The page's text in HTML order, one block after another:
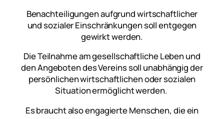
Benachteiligungen aufgrund wirtschaftlicher
und sozialer Einschränkungen soll entgegen
gewirkt werden.
Die Teilnahme am gesellschaftliche Leben und
den Angeboten des Vereins soll unabhängig der
persönlichen wirtschaftlichen oder sozialen
Situation ermöglicht werden.
Es braucht also engagierte Menschen, die ein